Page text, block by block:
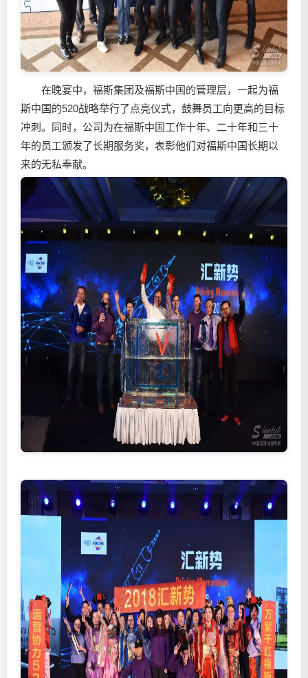
在晚宴中，福斯集团及福斯中国的管理层，一起为福
斯中国的520战略举行了点亮仪式，鼓舞员工向更高的目标
冲刺。同时，公司为在福斯中国工作十年、二十年和三十
年的员工颁发了长期服务奖，表彰他们对福斯中国长期以
来的无私奉献。